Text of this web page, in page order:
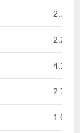
2.77 m
2.25 m
4.18 m
2.75 m
1.6 - 6